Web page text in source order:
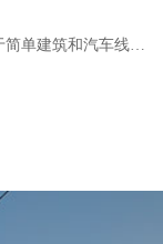
电缆线是用于电力传输的管路。电缆线普遍用于简单建筑和汽车线材，作为能源输送缆线，电缆线的复杂结构勿庸置疑。根据目标功能，电缆线具有以下一些特点：建筑用和车用线材要求轻质、大批量生产、价格低廉、具有相当的电学和力学性能和长时间的耐老化性能；工业用线材必须具有符合客户要求的性能；